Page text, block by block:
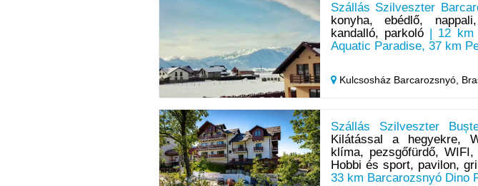
Szállás Szilveszter
konyha, ebédlő,
kandalló, parkoló| 12 km
Aquatic Paradise, 37 km
Kulcsosház Barcarozsnyó,
Szállás Szilveszter
Kilátással a hegyekre,
klíma, pezsgőfürdő,
Hobbi és sport, pavilon,
33 km Barcarozsnyó Dino